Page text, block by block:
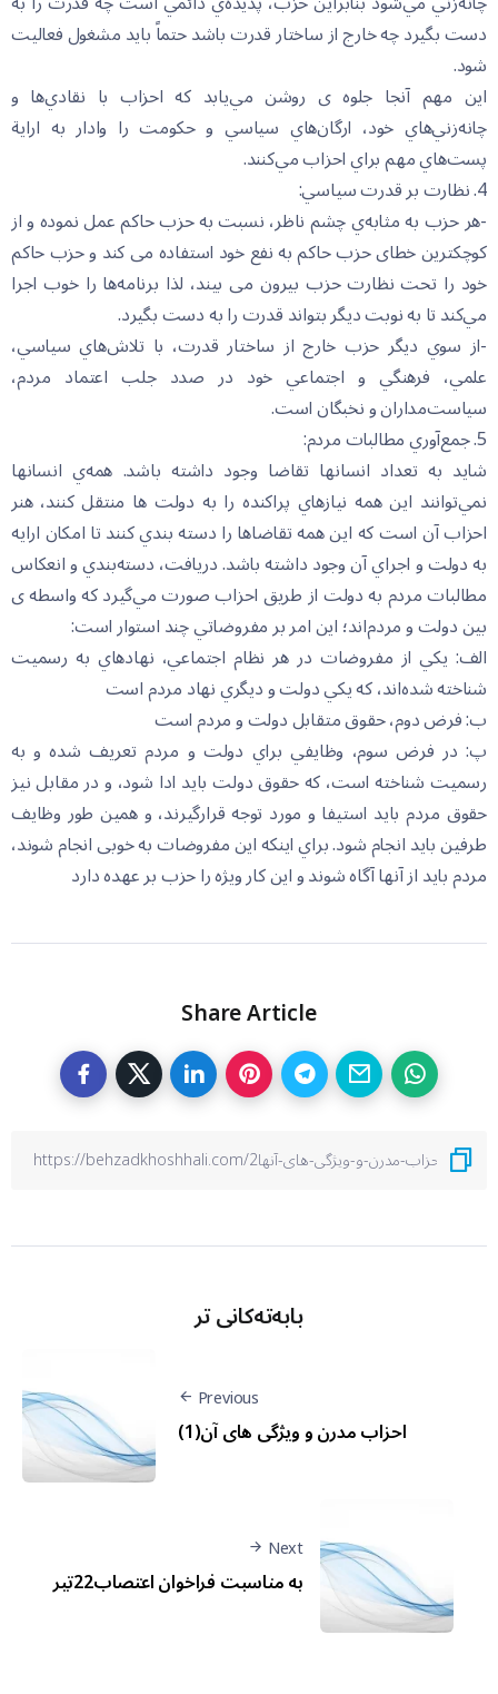
دست بگيرد چه خارج از ساختار قدرت باشد حتماً بايد مشغول فعاليت
شود.
اين مهم آنجا جلوه ی روشن مي‌يابد كه احزاب با نقادي‌ها و
چانه‌زني‌هاي خود، ارگان‌هاي سياسي و حكومت را وادار به اراية
پست‌هاي مهم براي احزاب مي‌كنند.
4. نظارت بر قدرت سياسي:
-هر حزب به مثابه‌ي چشم ناظر، نسبت به حزب حاكم عمل نموده و از
كوچكترين خطای حزب حاكم به نفع خود استفاده می کند و حزب حاكم
خود را تحت نظارت حزب بيرون می ‌بيند، لذا برنامه‌ها را خوب اجرا
مي‌كند تا به نوبت ديگر بتواند قدرت را به دست بگيرد.
-از سوي ديگر حزب خارج از ساختار قدرت، با تلاش‌هاي سياسي،
علمي، فرهنگي و اجتماعي خود در صدد جلب اعتماد مردم،
سياست‌مداران و نخبگان است.
5. جمع‌آوري مطالبات مردم:
شايد به تعداد انسانها تقاضا وجود داشته باشد. همه‌ي انسانها
نمي‌توانند اين همه نيازهاي پراكنده را به دولت ها منتقل كنند، هنر
احزاب آن است كه اين همه تقاضاها را دسته بندي كنند تا امكان ارايه
به دولت و اجراي آن وجود داشته باشد. دريافت، دسته‌بندي و انعكاس
مطالبات مردم به دولت از طريق احزاب صورت مي‌گيرد كه واسطه ی
بين دولت و مردم‌اند؛ اين امر بر مفروضاتي چند استوار است:
الف: يكي از مفروضات در هر نظام اجتماعي، نهادهاي به رسميت
شناخته شده‌اند، كه يكي دولت و ديگري نهاد مردم است
ب: فرض دوم، حقوق متقابل دولت و مردم است
پ: در فرض سوم، وظايفي براي دولت و مردم تعريف شده و به
رسميت شناخته است، كه حقوق دولت بايد ادا شود، و در مقابل نيز
حقوق مردم بايد استيفا و مورد توجه قرارگيرند، و همين طور وظايف
طرفين بايد انجام شود. براي اينكه این مفروضات به خوبی انجام شوند،
مردم بايد از آنها آگاه شوند و اين كار ويژه را حزب بر عهده دارد
Share Article
بابەتەکانی تر
Previous
احزاب مدرن و ویژگی های آن(1)
Next
به مناسبت فراخوان اعتصاب22تیر